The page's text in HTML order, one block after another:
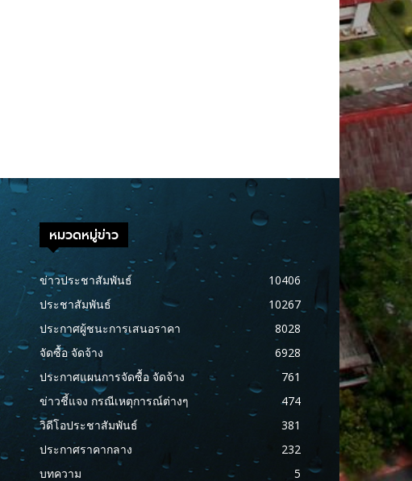
หมวดหมู่ข่าว
ข่าวประชาสัมพันธ์
10406
ประชาสัมพันธ์
10267
ประกาศผู้ชนะการเสนอราคา
8028
จัดซื้อ จัดจ้าง
6928
ประกาศแผนการจัดซื้อ จัดจ้าง
761
ข่าวชี้แจง กรณีเหตุการณ์ต่างๆ
474
วิดีโอประชาสัมพันธ์
381
ประกาศราคากลาง
232
บทความ
5